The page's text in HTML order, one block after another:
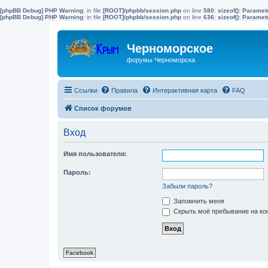
[phpBB Debug] PHP Warning: in file [ROOT]/phpbb/session.php on line 580: sizeof():
[phpBB Debug] PHP Warning: in file [ROOT]/phpbb/session.php on line 636: sizeof():
Черноморское
форумы Черноморска
Ссылки Правила Интерактивная карта FAQ
Список форумов
Вход
Имя пользователя:
Пароль:
Забыли пароль?
Запомнить меня
Скрыть моё пребывание на
Facebook